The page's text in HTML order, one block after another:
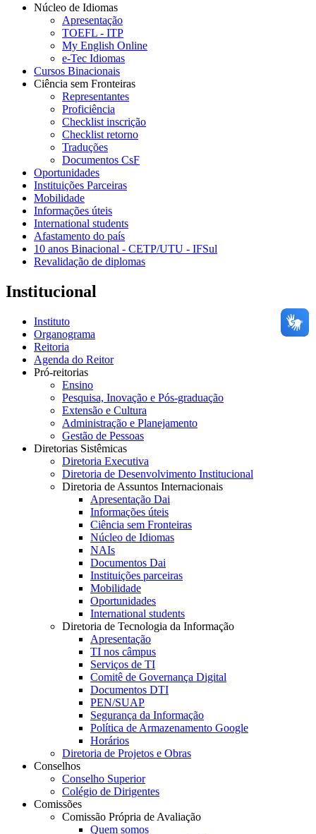
Núcleo de Idiomas
Apresentação
TOEFL - ITP
My English Online
e-Tec Idiomas
Cursos Binacionais
Ciência sem Fronteiras
Representantes
Proficiência
Checklist inscrição
Checklist retorno
Traduções
Documentos CsF
Oportunidades
Instituições Parceiras
Mobilidade
Informações úteis
International students
Afastamento do país
10 anos Binacional - CETP/UTU - IFSul
Revalidação de diplomas
Institucional
Instituto
Organograma
Reitoria
Agenda do Reitor
Pró-reitorias
Ensino
Pesquisa, Inovação e Pós-graduação
Extensão e Cultura
Administração e Planejamento
Gestão de Pessoas
Diretorias Sistêmicas
Diretoria Executiva
Diretoria de Desenvolvimento Institucional
Diretoria de Assuntos Internacionais
Apresentação Dai
Informações úteis
Ciência sem Fronteiras
Núcleo de Idiomas
NAIs
Documentos Dai
Instituições parceiras
Mobilidade
Oportunidades
International students
Diretoria de Tecnologia da Informação
Apresentação
TI nos câmpus
Serviços de TI
Comitê de Governança Digital
Documentos DTI
PEN/SUAP
Segurança da Informação
Política de Armazenamento Google
Horários
Diretoria de Projetos e Obras
Conselhos
Conselho Superior
Colégio de Dirigentes
Comissões
Comissão Própria de Avaliação
Quem somos